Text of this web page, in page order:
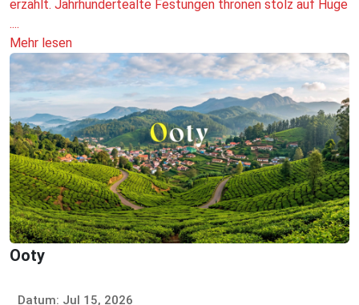
erzählt. Jahrhundertealte Festungen thronen stolz auf Hüge
....
Mehr lesen
Ooty
Datum: Jul 15, 2026